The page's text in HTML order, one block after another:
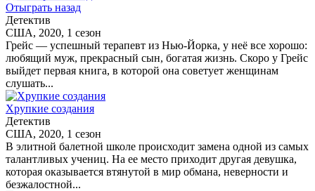
Отыграть назад
Детектив
США, 2020, 1 сезон
Грейс — успешный терапевт из Нью-Йорка, у неё все хорошо:
любящий муж, прекрасный сын, богатая жизнь. Скоро у Грейс
выйдет первая книга, в которой она советует женщинам
слушать...
Хрупкие создания
Детектив
США, 2020, 1 сезон
В элитной балетной школе происходит замена одной из самых
талантливых учениц. На ее место приходит другая девушка,
которая оказывается втянутой в мир обмана, неверности и
безжалостной...